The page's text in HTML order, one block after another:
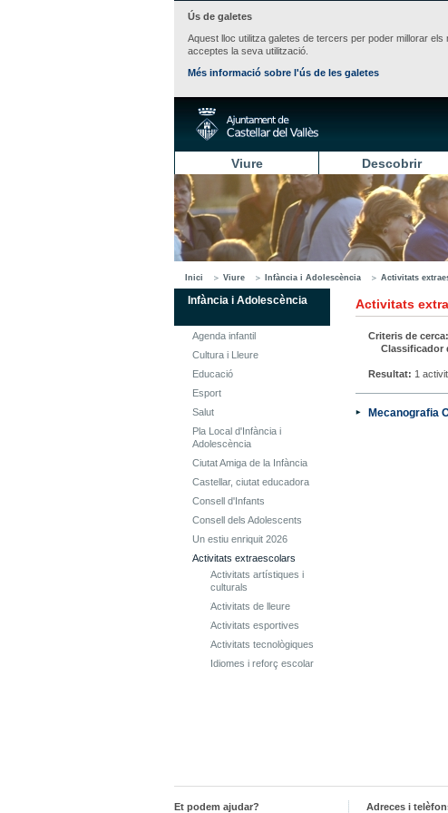
Ús de galetes
Aquest lloc utilitza galetes de tercers per poder millorar
acceptes la seva utilització.
Més informació sobre l'ús de les galetes
Viure Descobrir
Inici Viure Infància i Adolescència Activitats
Infància i Adolescència
Agenda infantil
Cultura i Lleure
Educació
Esport
Salut
Pla Local d'Infància i
Adolescència
Ciutat Amiga de la Infància
Castellar, ciutat educadora
Consell d'Infants
Consell dels Adolescents
Un estiu enriquit 2026
Activitats extraescolars
Activitats artístiques i
culturals
Activitats de lleure
Activitats esportives
Activitats tecnològiques
Idiomes i reforç escolar
Activitats
Criteris de cerca:
Classificador
Resultat: 1
Mecanografia
Et podem ajudar? Adreces i